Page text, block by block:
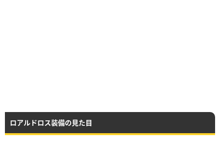
ロアルドロス装備の見た目